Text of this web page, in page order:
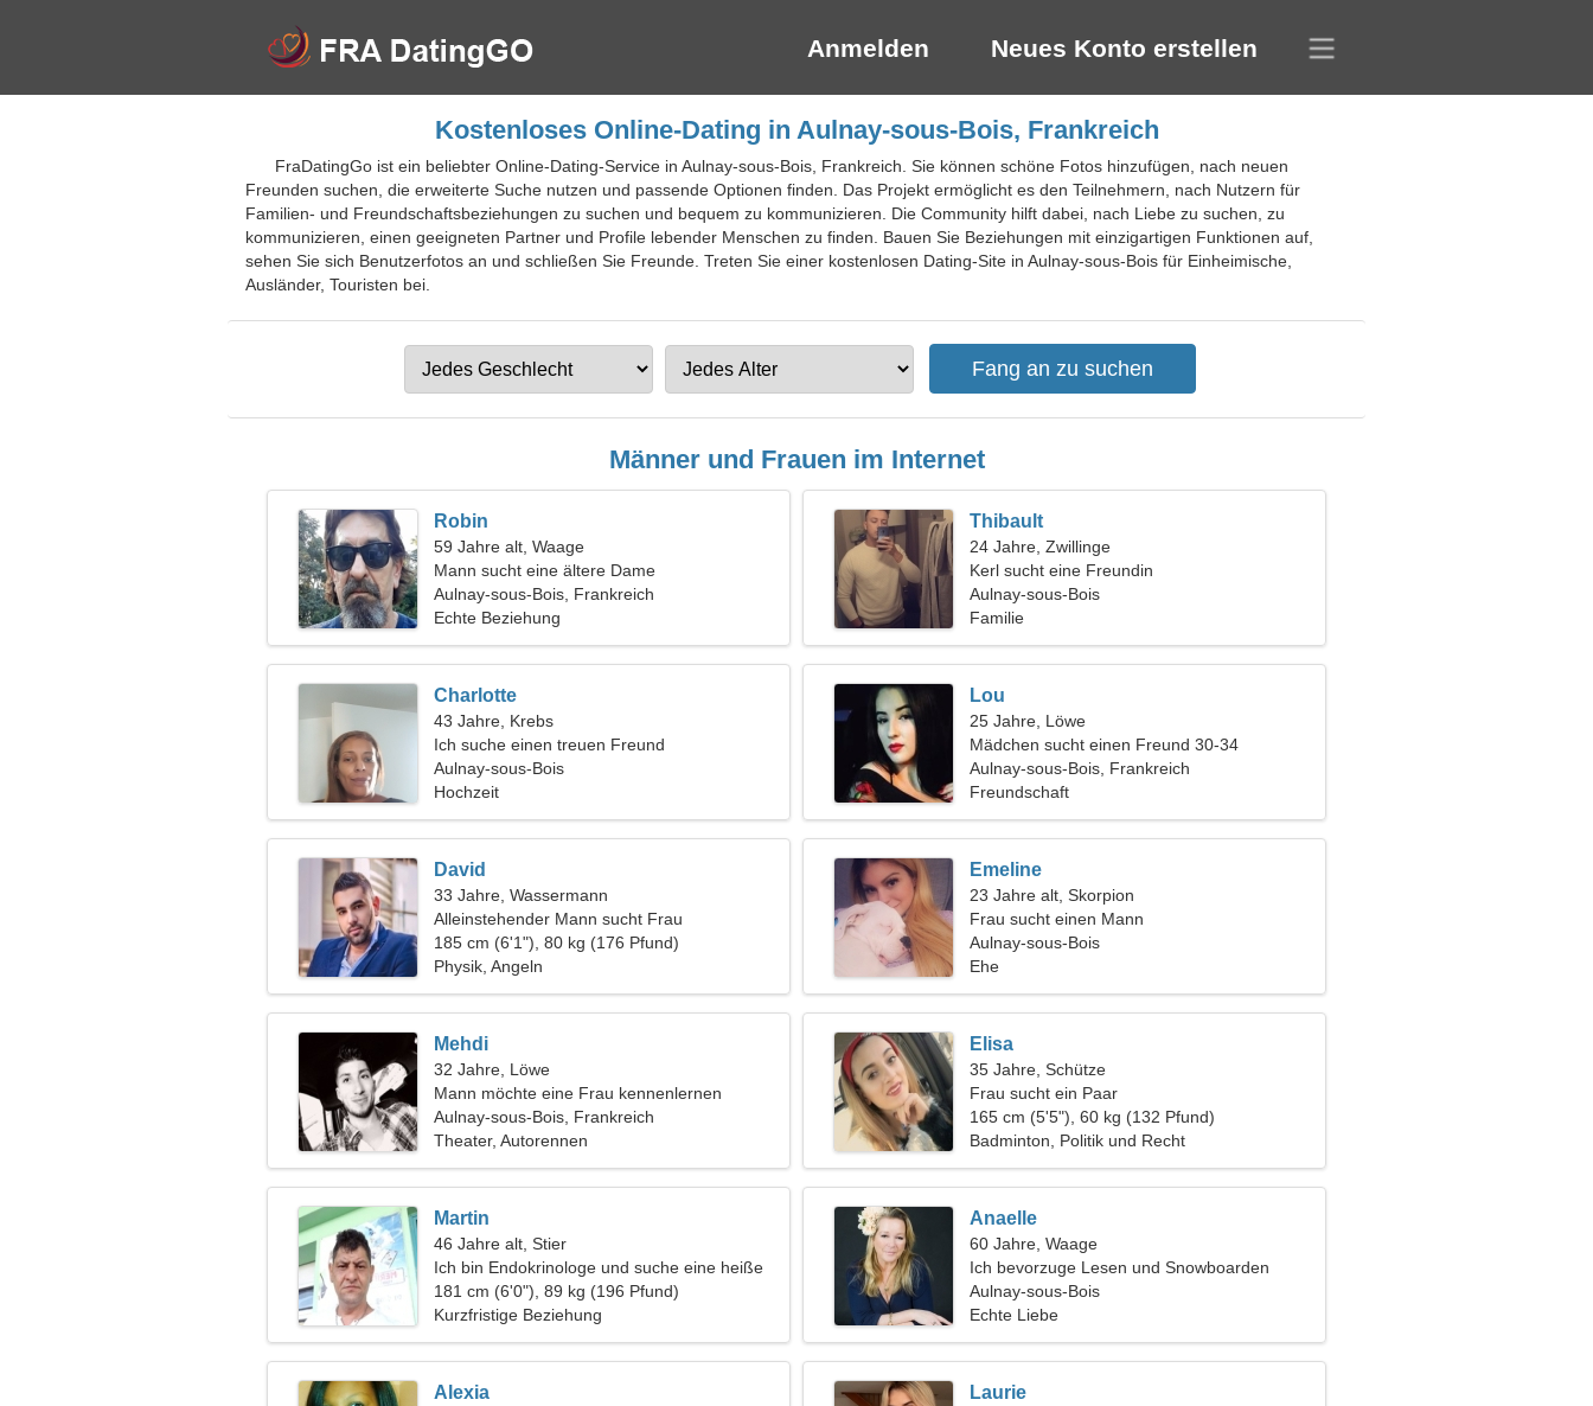
Anmelden Neues Konto erstellen
Kostenloses Online-Dating in Aulnay-sous-Bois, Frankreich
FraDatingGo ist ein beliebter Online-Dating-Service in Aulnay-sous-Bois, Frankreich. Sie können schöne Fotos hinzufügen, nach neuen
Freunden suchen, die erweiterte Suche nutzen und passende Optionen finden. Das Projekt ermöglicht es den Teilnehmern, nach Nutzern für
Familien- und Freundschaftsbeziehungen zu suchen und bequem zu kommunizieren. Die Community hilft dabei, nach Liebe zu suchen, zu
kommunizieren, einen geeigneten Partner und Profile lebender Menschen zu finden. Bauen Sie Beziehungen mit einzigartigen Funktionen auf,
sehen Sie sich Benutzerfotos an und schließen Sie Freunde. Treten Sie einer kostenlosen Dating-Site in Aulnay-sous-Bois für Einheimische,
Ausländer, Touristen bei.
Männer und Frauen im Internet
Robin
59 Jahre alt, Waage
Mann sucht eine ältere Dame
Aulnay-sous-Bois, Frankreich
Echte Beziehung
Thibault
24 Jahre, Zwillinge
Kerl sucht eine Freundin
Aulnay-sous-Bois
Familie
Charlotte
43 Jahre, Krebs
Ich suche einen treuen Freund
Aulnay-sous-Bois
Hochzeit
Lou
25 Jahre, Löwe
Mädchen sucht einen Freund 30-34
Aulnay-sous-Bois, Frankreich
Freundschaft
David
33 Jahre, Wassermann
Alleinstehender Mann sucht Frau
185 cm (6'1"), 80 kg (176 Pfund)
Physik, Angeln
Emeline
23 Jahre alt, Skorpion
Frau sucht einen Mann
Aulnay-sous-Bois
Ehe
Mehdi
32 Jahre, Löwe
Mann möchte eine Frau kennenlernen
Aulnay-sous-Bois, Frankreich
Theater, Autorennen
Elisa
35 Jahre, Schütze
Frau sucht ein Paar
165 cm (5'5"), 60 kg (132 Pfund)
Badminton, Politik und Recht
Martin
46 Jahre alt, Stier
Ich bin Endokrinologe und suche eine heiße
Frau
181 cm (6'0"), 89 kg (196 Pfund)
Kurzfristige Beziehung
Anaelle
60 Jahre, Waage
Ich bevorzuge Lesen und Snowboarden
Aulnay-sous-Bois
Echte Liebe
Alexia Laurie